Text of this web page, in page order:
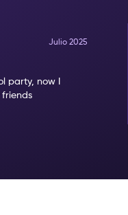
Julio 2025
party, now I
friends